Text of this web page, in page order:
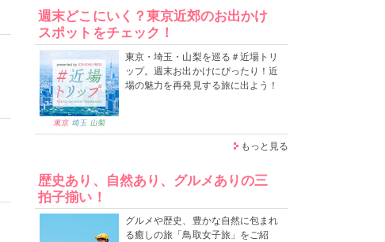
週末どこにいく？東京近郊のお出かけ
スポットをチェック！
東京・埼玉・山梨を巡る＃近場トリ
ップ。週末お出かけにぴったり！近
場の魅力を再発見する旅に出よう！
もっと見る
歴史あり、自然あり、グルメありの三
拍子揃い！
グルメや歴史、豊かな自然に包まれ
る癒しの旅「鳥取女子旅」をご紹